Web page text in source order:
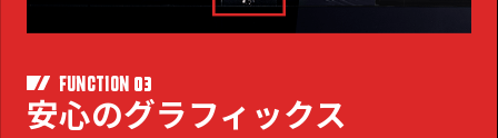
FUNCTION 03
安心のグラフィックス